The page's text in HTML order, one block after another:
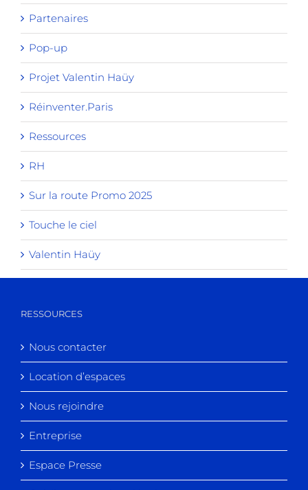
Partenaires
Pop-up
Projet Valentin Haüy
Réinventer.Paris
Ressources
RH
Sur la route Promo 2025
Touche le ciel
Valentin Haüy
RESSOURCES
Nous contacter
Location d’espaces
Nous rejoindre
Entreprise
Espace Presse